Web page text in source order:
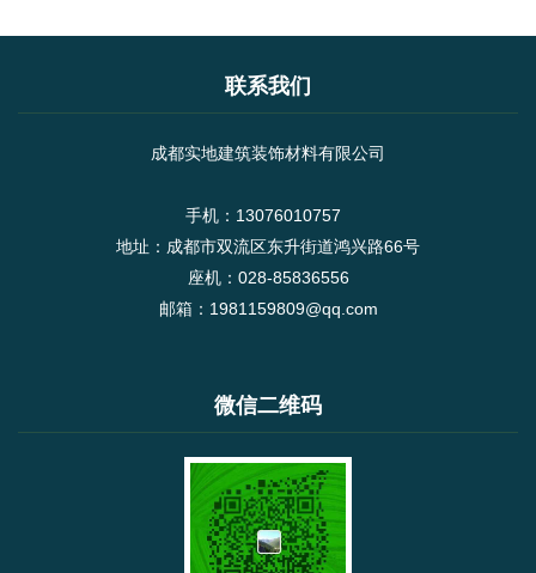
联系我们
成都实地建筑装饰材料有限公司
手机：13076010757
地址：成都市双流区东升街道鸿兴路66号
座机：028-85836556
邮箱：1981159809@qq.com
微信二维码